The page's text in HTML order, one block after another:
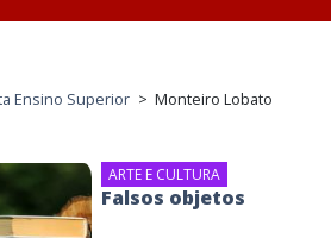
Ensino Superior > Monteiro Lobato
ARTE E CULTURA
Falsos objetos